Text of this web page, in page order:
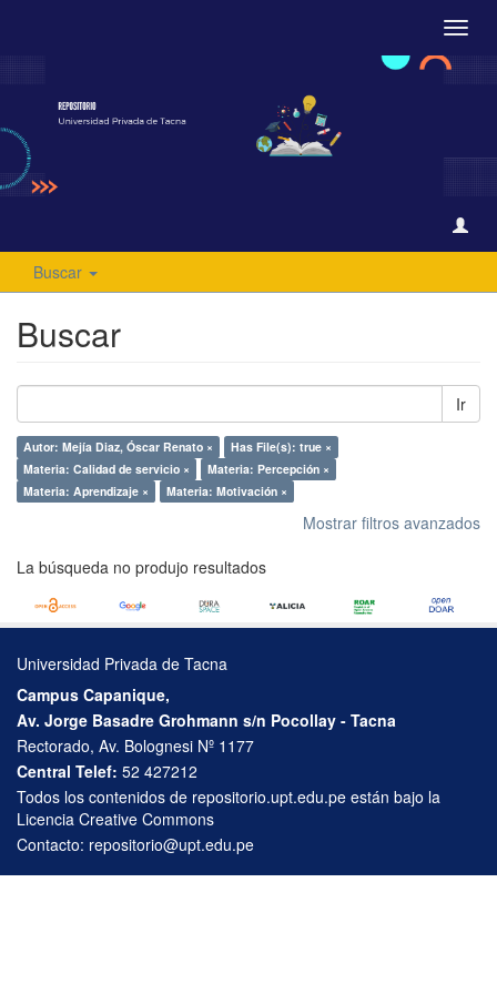
Buscar
Buscar
Ir
Autor: Mejía Diaz, Óscar Renato ×
Has File(s): true ×
Materia: Calidad de servicio ×
Materia: Percepción ×
Materia: Aprendizaje ×
Materia: Motivación ×
Mostrar filtros avanzados
La búsqueda no produjo resultados
Universidad Privada de Tacna
Campus Capanique,
Av. Jorge Basadre Grohmann s/n Pocollay - Tacna
Rectorado, Av. Bolognesi Nº 1177
Central Telef: 52 427212
Todos los contenidos de repositorio.upt.edu.pe están bajo la
Licencia Creative Commons
Contacto: repositorio@upt.edu.pe